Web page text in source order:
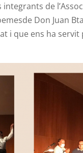
de
Don Juan
i que ens ha